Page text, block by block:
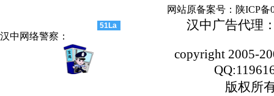
51La
汉中网络警察：
网站原备案号：陕ICP备
汉中广告代理
copyright 2005-
版权所